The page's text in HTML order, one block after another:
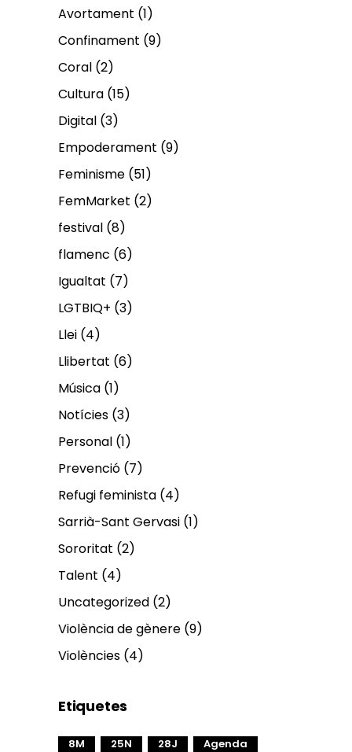
Avortament (1)
Confinament (9)
Coral (2)
Cultura (15)
Digital (3)
Empoderament (9)
Feminisme (51)
FemMarket (2)
festival (8)
flamenc (6)
Igualtat (7)
LGTBIQ+ (3)
Llei (4)
Llibertat (6)
Música (1)
Notícies (3)
Personal (1)
Prevenció (7)
Refugi feminista (4)
Sarrià-Sant Gervasi (1)
Sororitat (2)
Talent (4)
Uncategorized (2)
Violència de gènere (9)
Violències (4)
Etiquetes
8M 25N 28J
Agenda